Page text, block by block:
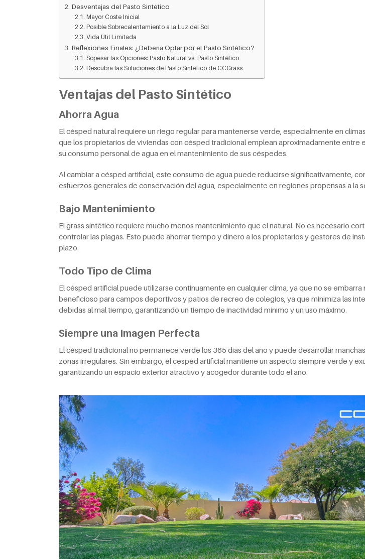
Desventajas del Pasto Sintético
Mayor Coste Inicial
Posible Sobrecalentamiento a la Luz del Sol
Vida Útil Limitada
Reflexiones Finales: ¿Debería Optar por el Pasto Sintético?
Sopesar las Opciones: Pasto Natural vs. Pasto Sintético
Descubra las Soluciones de Pasto Sintético de CCGrass
Ventajas del Pasto Sintético
Ahorra Agua
El césped natural requiere un riego regular para mantenerse verde, especialmente en
que los propietarios de viviendas con césped tradicional emplean aproximadamente entre
su consumo personal de agua en el mantenimiento de sus céspedes.
Al cambiar a césped artificial, este consumo de agua puede reducirse significativamente,
esfuerzos generales de conservación del agua, especialmente en regiones propensas a la
Bajo Mantenimiento
El grass sintético requiere mucho menos mantenimiento que el natural. No es necesario
controlar las plagas. Esto puede ahorrar tiempo y dinero a los propietarios y gestores de
plazo.
Todo Tipo de Clima
El césped artificial puede utilizarse continuamente en cualquier clima, ya que no se embarra
beneficioso para campos deportivos y patios de recreo de colegios, ya que minimiza las
debidas al mal tiempo, garantizando un tiempo de inactividad mínimo y un uso máximo.
Siempre una Imagen Perfecta
El césped tradicional no permanece verde los 365 días del año y puede desarrollar
zonas irregulares. Sin embargo, el césped artificial mantiene un aspecto siempre verde y
garantizando un espacio exterior atractivo y acogedor durante todo el año.